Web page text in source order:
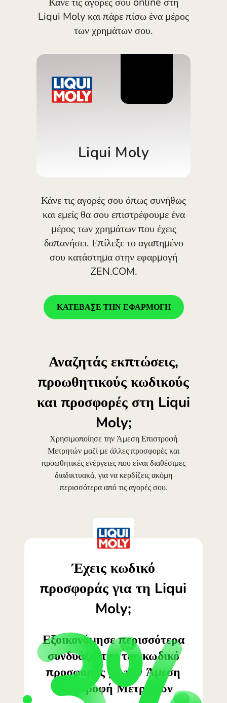
España (Español)
France (Français)
Κύπρος (Ελληνικά)
Malta (English)
Polska (Polski)
Portugal (Português)
România (Română)
Slovensko (Slovenčina)
Sverige (Svenska)
Україна (Українська)
Singapore (English)
United Kingdom (English)
Κάρτες και προγράμματα
Προγραμματιστές
ΔΩΡΕΆΝ ΔΟΚΙΜΉ
ΚΈΝΤΡΟ ΒΟΉΘΕΙΑΣ
Liqui Moly και πάρε πίσω ένα μέρος
των χρημάτων σου.
Liqui Moly
Κάνε τις αγορές σου όπως συνήθως
και εμείς θα σου επιστρέφουμε ένα
μέρος των χρημάτων που έχεις
δαπανήσει. Επίλεξε το αγαπημένο
σου κατάστημα στην εφαρμογή
ZEN.COM.
ΚΑΤΕΒΑΣΕ ΤΗΝ ΕΦΑΡΜΟΓΗ
Αναζητάς εκπτώσεις,
προωθητικούς κωδικούς
και προσφορές στη Liqui
Moly;
Χρησιμοποίησε την Άμεση Επιστροφή
Μετρητών μαζί με άλλες προσφορές και
προωθητικές ενέργειες που είναι διαθέσιμες
διαδικτυακά, για να κερδίζεις ακόμη
περισσότερα από τις αγορές σου.
Έχεις κωδικό
προσφοράς για τη Liqui
Moly;
Εξοικονόμησε περισσότερα
συνδυάζοντας τον κωδικό
προσφοράς με την Άμεση
Επιστροφή Μετρητών